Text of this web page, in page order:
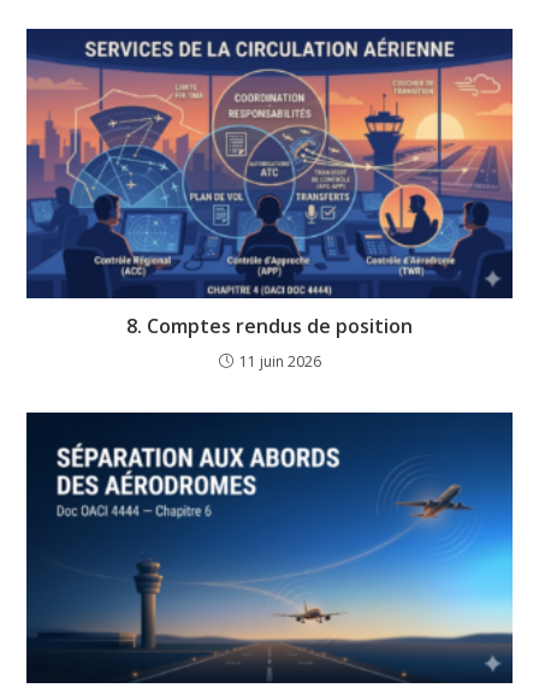
8. Comptes rendus de position
11 juin 2026